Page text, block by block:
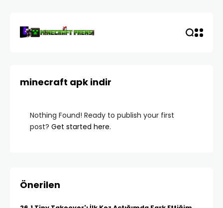
minecraft apk indir
Nothing Found! Ready to publish your first
post? Get started here.
Önerilen